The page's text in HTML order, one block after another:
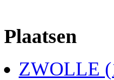
Plaatsen
ZWOLLE